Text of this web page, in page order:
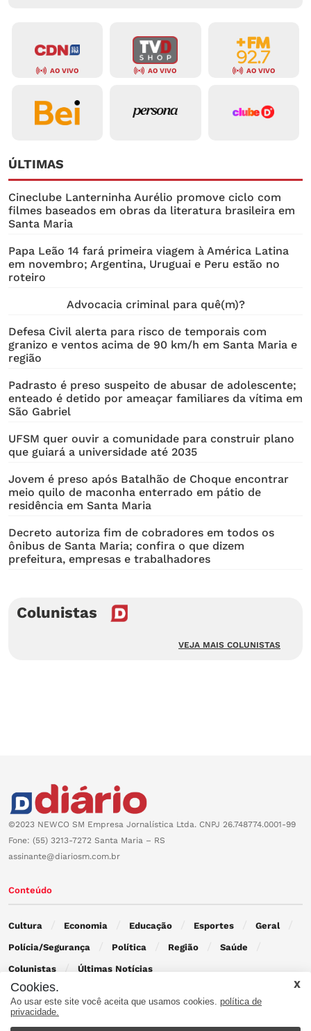
AO VIVO AO VIVO AO VIVO
ÚLTIMAS
Cineclube Lanterninha Aurélio promove ciclo com
filmes baseados em obras da literatura brasileira em
Santa Maria
Papa Leão 14 fará primeira viagem à América Latina
em novembro; Argentina, Uruguai e Peru estão no
roteiro
Advocacia criminal para quê(m)?
Defesa Civil alerta para risco de temporais com
granizo e ventos acima de 90 km/h em Santa Maria e
região
Padrasto é preso suspeito de abusar de adolescente;
enteado é detido por ameaçar familiares da vítima em
São Gabriel
UFSM quer ouvir a comunidade para construir plano
que guiará a universidade até 2035
Jovem é preso após Batalhão de Choque encontrar
meio quilo de maconha enterrado em pátio de
residência em Santa Maria
Decreto autoriza fim de cobradores em todos os
ônibus de Santa Maria; confira o que dizem
prefeitura, empresas e trabalhadores
Colunistas
VEJA MAIS COLUNISTAS
©2023 NEWCO SM Empresa Jornalística Ltda. CNPJ 26.748774.0001-99
Fone: (55) 3213-7272 Santa Maria – RS
assinante@diariosm.com.br
Conteúdo
Cultura Economia Educação Esportes Geral
Polícia/Segurança Política Região Saúde
Colunistas Últimas Notícias
Contato
Cookies.
Ao usar este site você aceita que usamos cookies. política de
privacidade.